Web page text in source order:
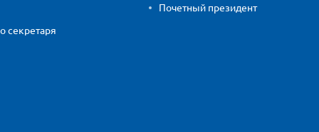
секретаря
Почетный президент